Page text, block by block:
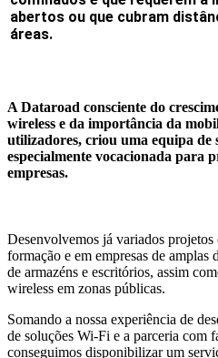
abertos ou que cubram
áreas.
A Dataroad consciente do
wireless e da importância da
utilizadores, criou uma equipa de
especialmente vocacionada para
empresas.
Desenvolvemos já variados projetos
formação e em empresas de amplas
de armazéns e escritórios, assim
wireless em zonas públicas.
Somando a nossa experiência de
de soluções Wi-Fi e a parceria com
conseguimos disponibilizar um